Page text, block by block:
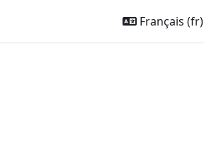
Français ‎(fr)‎